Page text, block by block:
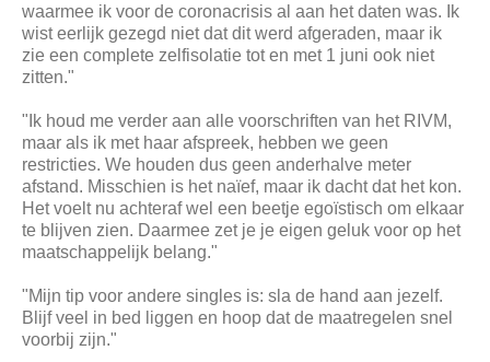
waarmee ik voor de coronacrisis al aan het daten was. Ik
wist eerlijk gezegd niet dat dit werd afgeraden, maar ik
zie een complete zelfisolatie tot en met 1 juni ook niet
zitten."
"Ik houd me verder aan alle voorschriften van het RIVM,
maar als ik met haar afspreek, hebben we geen
restricties. We houden dus geen anderhalve meter
afstand. Misschien is het naïef, maar ik dacht dat het kon.
Het voelt nu achteraf wel een beetje egoïstisch om elkaar
te blijven zien. Daarmee zet je je eigen geluk voor op het
maatschappelijk belang."
"Mijn tip voor andere singles is: sla de hand aan jezelf.
Blijf veel in bed liggen en hoop dat de maatregelen snel
voorbij zijn."